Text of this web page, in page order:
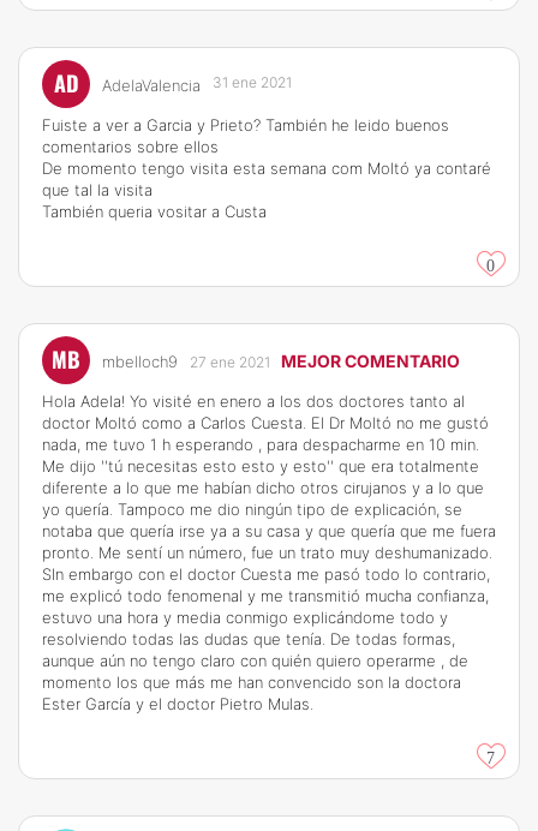
AD AdelaValencia 31 ene 2021
Fuiste a ver a Garcia y Prieto? También he leido buenos
comentarios sobre ellos
De momento tengo visita esta semana com Moltó ya contaré
que tal la visita
También queria vositar a Custa
0
MB mbelloch9 27 ene 2021 MEJOR COMENTARIO
Hola Adela! Yo visité en enero a los dos doctores tanto al
doctor Moltó como a Carlos Cuesta. El Dr Moltó no me gustó
nada, me tuvo 1 h esperando , para despacharme en 10 min.
Me dijo ''tú necesitas esto esto y esto'' que era totalmente
diferente a lo que me habían dicho otros cirujanos y a lo que
yo quería. Tampoco me dio ningún tipo de explicación, se
notaba que quería irse ya a su casa y que quería que me fuera
pronto. Me sentí un número, fue un trato muy deshumanizado.
SIn embargo con el doctor Cuesta me pasó todo lo contrario,
me explicó todo fenomenal y me transmitió mucha confianza,
estuvo una hora y media conmigo explicándome todo y
resolviendo todas las dudas que tenía. De todas formas,
aunque aún no tengo claro con quién quiero operarme , de
momento los que más me han convencido son la doctora
Ester García y el doctor Pietro Mulas.
7